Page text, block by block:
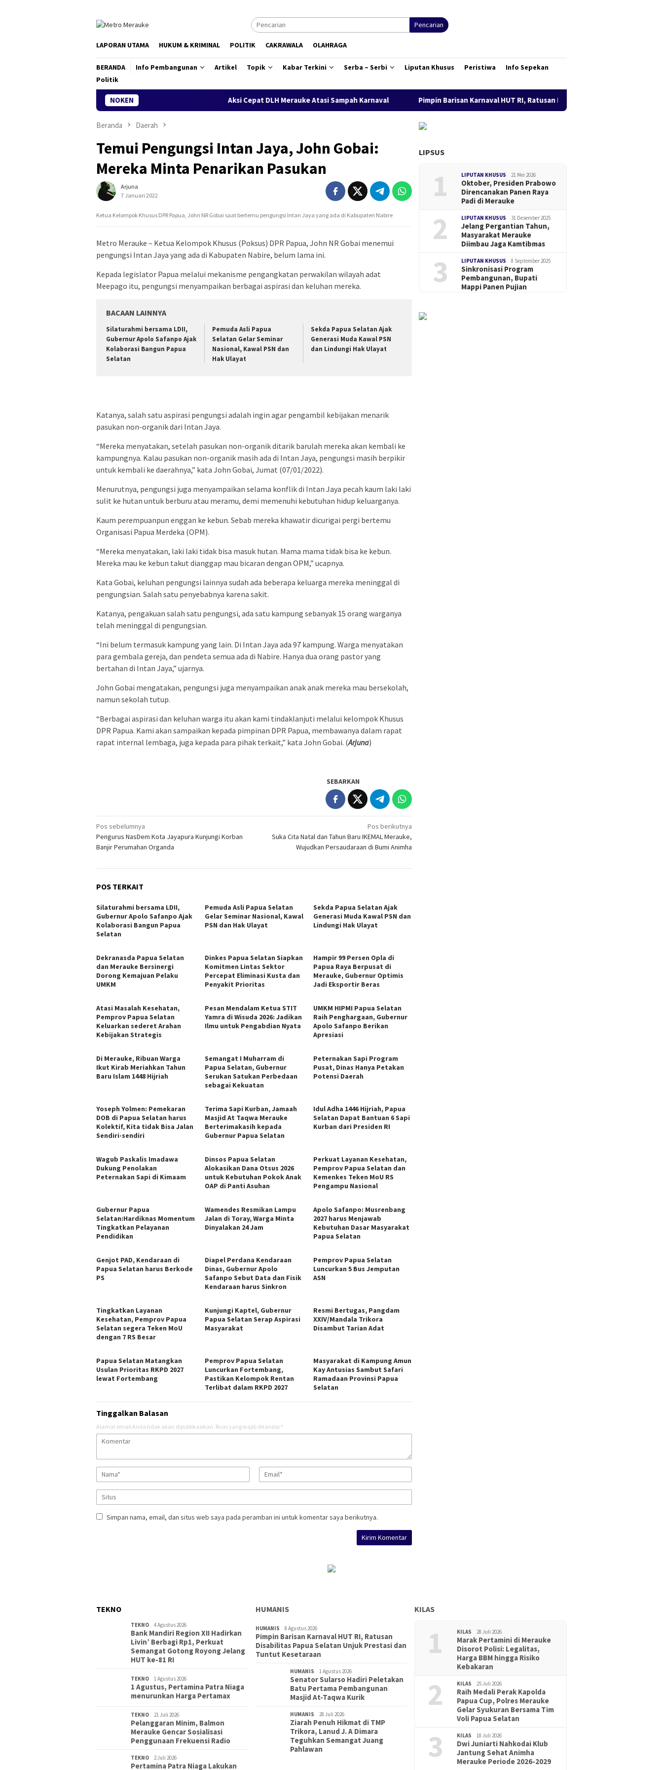
Pencarian
LAPORAN UTAMA HUKUM & KRIMINAL POLITIK CAKRAWALA OLAHRAGA
BERANDA Info Pembangunan Artikel Topik Kabar Terkini Serba – Serbi Liputan Khusus Peristiwa
Info Sepekan
Politik
NOKEN Aksi Cepat DLH Merauke Atasi Sampah Karnaval Pimpin Barisan Karnaval HUT RI, Ratusan Disabilitas Papua Selatan Unjuk Prestasi
Beranda Daerah
Temui Pengungsi Intan Jaya, John Gobai:
Mereka Minta Penarikan Pasukan
Arjuna
7 Januari 2022
Ketua Kelompok Khusus DPR Papua, John NR Gobai saat bertemu pengungsi Intan Jaya yang ada di Kabupaten Nabire
Metro Merauke – Ketua Kelompok Khusus (Poksus) DPR Papua, John NR Gobai menemui
pengungsi Intan Jaya yang ada di Kabupaten Nabire, belum lama ini.
Kepada legislator Papua melalui mekanisme pengangkatan perwakilan wilayah adat
Meepago itu, pengungsi menyampaikan berbagai aspirasi dan keluhan mereka.
BACAAN LAINNYA
Silaturahmi bersama LDII,
Gubernur Apolo Safanpo Ajak
Kolaborasi Bangun Papua
Selatan
Pemuda Asli Papua
Selatan Gelar Seminar
Nasional, Kawal PSN dan
Hak Ulayat
Sekda Papua Selatan Ajak
Generasi Muda Kawal PSN
dan Lindungi Hak Ulayat
Katanya, salah satu aspirasi pengungsi adalah ingin agar pengambil kebijakan menarik
pasukan non-organik dari Intan Jaya.
“Mereka menyatakan, setelah pasukan non-organik ditarik barulah mereka akan kembali ke
kampungnya. Kalau pasukan non-organik masih ada di Intan Jaya, pengungsi masih berpikir
untuk kembali ke daerahnya,” kata John Gobai, Jumat (07/01/2022).
Menurutnya, pengungsi juga menyampaikan selama konflik di Intan Jaya pecah kaum laki laki
sulit ke hutan untuk berburu atau meramu, demi memenuhi kebutuhan hidup keluarganya.
Kaum perempuanpun enggan ke kebun. Sebab mereka khawatir dicurigai pergi bertemu
Organisasi Papua Merdeka (OPM).
“Mereka menyatakan, laki laki tidak bisa masuk hutan. Mama mama tidak bisa ke kebun.
Mereka mau ke kebun takut dianggap mau bicaran dengan OPM,” ucapnya.
Kata Gobai, keluhan pengungsi lainnya sudah ada beberapa keluarga mereka meninggal di
pengungsian. Salah satu penyebabnya karena sakit.
Katanya, pengakuan salah satu pengungsi, ada satu kampung sebanyak 15 orang warganya
telah meninggal di pengungsian.
“Ini belum termasuk kampung yang lain. Di Intan Jaya ada 97 kampung. Warga menyatakan
para gembala gereja, dan pendeta semua ada di Nabire. Hanya dua orang pastor yang
bertahan di Intan Jaya,” ujarnya.
John Gobai mengatakan, pengungsi juga menyampaikan anak anak mereka mau bersekolah,
namun sekolah tutup.
“Berbagai aspirasi dan keluhan warga itu akan kami tindaklanjuti melalui kelompok Khusus
DPR Papua. Kami akan sampaikan kepada pimpinan DPR Papua, membawanya dalam rapat
rapat internal lembaga, juga kepada para pihak terkait,” kata John Gobai. (Arjuna)
SEBARKAN
Navigasi
pos
Pos sebelumnya
Pengurus NasDem Kota Jayapura Kunjungi Korban
Banjir Perumahan Organda
Pos berikutnya
Suka Cita Natal dan Tahun Baru IKEMAL Merauke,
Wujudkan Persaudaraan di Bumi Animha
POS TERKAIT
Silaturahmi bersama LDII,
Gubernur Apolo Safanpo Ajak
Kolaborasi Bangun Papua
Selatan
Pemuda Asli Papua Selatan
Gelar Seminar Nasional, Kawal
PSN dan Hak Ulayat
Sekda Papua Selatan Ajak
Generasi Muda Kawal PSN dan
Lindungi Hak Ulayat
Dekranasda Papua Selatan
dan Merauke Bersinergi
Dorong Kemajuan Pelaku
UMKM
Dinkes Papua Selatan Siapkan
Komitmen Lintas Sektor
Percepat Eliminasi Kusta dan
Penyakit Prioritas
Hampir 99 Persen Opla di
Papua Raya Berpusat di
Merauke, Gubernur Optimis
Jadi Eksportir Beras
Atasi Masalah Kesehatan,
Pemprov Papua Selatan
Keluarkan sederet Arahan
Kebijakan Strategis
Pesan Mendalam Ketua STIT
Yamra di Wisuda 2026: Jadikan
Ilmu untuk Pengabdian Nyata
UMKM HIPMI Papua Selatan
Raih Penghargaan, Gubernur
Apolo Safanpo Berikan
Apresiasi
Di Merauke, Ribuan Warga
Ikut Kirab Meriahkan Tahun
Baru Islam 1448 Hijriah
Semangat I Muharram di
Papua Selatan, Gubernur
Serukan Satukan Perbedaan
sebagai Kekuatan
Peternakan Sapi Program
Pusat, Dinas Hanya Petakan
Potensi Daerah
Yoseph Yolmen: Pemekaran
DOB di Papua Selatan harus
Kolektif, Kita tidak Bisa Jalan
Sendiri-sendiri
Terima Sapi Kurban, Jamaah
Masjid At Taqwa Merauke
Berterimakasih kepada
Gubernur Papua Selatan
Idul Adha 1446 Hijriah, Papua
Selatan Dapat Bantuan 6 Sapi
Kurban dari Presiden RI
Wagub Paskalis Imadawa
Dukung Penolakan
Peternakan Sapi di Kimaam
Dinsos Papua Selatan
Alokasikan Dana Otsus 2026
untuk Kebutuhan Pokok Anak
OAP di Panti Asuhan
Perkuat Layanan Kesehatan,
Pemprov Papua Selatan dan
Kemenkes Teken MoU RS
Pengampu Nasional
Gubernur Papua
Selatan:Hardiknas Momentum
Tingkatkan Pelayanan
Pendidikan
Wamendes Resmikan Lampu
Jalan di Toray, Warga Minta
Dinyalakan 24 Jam
Apolo Safanpo: Musrenbang
2027 harus Menjawab
Kebutuhan Dasar Masyarakat
Papua Selatan
Genjot PAD, Kendaraan di
Papua Selatan harus Berkode
PS
Diapel Perdana Kendaraan
Dinas, Gubernur Apolo
Safanpo Sebut Data dan Fisik
Kendaraan harus Sinkron
Pemprov Papua Selatan
Luncurkan 5 Bus Jemputan
ASN
Tingkatkan Layanan
Kesehatan, Pemprov Papua
Selatan segera Teken MoU
dengan 7 RS Besar
Kunjungi Kaptel, Gubernur
Papua Selatan Serap Aspirasi
Masyarakat
Resmi Bertugas, Pangdam
XXIV/Mandala Trikora
Disambut Tarian Adat
Papua Selatan Matangkan
Usulan Prioritas RKPD 2027
lewat Fortembang
Pemprov Papua Selatan
Luncurkan Fortembang,
Pastikan Kelompok Rentan
Terlibat dalam RKPD 2027
Masyarakat di Kampung Amun
Kay Antusias Sambut Safari
Ramadaan Provinsi Papua
Selatan
Tinggalkan Balasan
Alamat email Anda tidak akan dipublikasikan. Ruas yang wajib ditandai *
Simpan nama, email, dan situs web saya pada peramban ini untuk komentar saya berikutnya.
LIPSUS
1 LIPUTAN KHUSUS 21 Mei 2026
Oktober, Presiden Prabowo
Direncanakan Panen Raya
Padi di Merauke
2 LIPUTAN KHUSUS 31 Desember 2025
Jelang Pergantian Tahun,
Masyarakat Merauke
Diimbau Jaga Kamtibmas
3 LIPUTAN KHUSUS 8 September 2025
Sinkronisasi Program
Pembangunan, Bupati
Mappi Panen Pujian
TEKNO
TEKNO 4 Agustus 2026
Bank Mandiri Region XII Hadirkan
Livin’ Berbagi Rp1, Perkuat
Semangat Gotong Royong Jelang
HUT ke-81 RI
TEKNO 1 Agustus 2026
1 Agustus, Pertamina Patra Niaga
menurunkan Harga Pertamax
TEKNO 21 Juli 2026
Pelanggaran Minim, Balmon
Merauke Gencar Sosialisasi
Penggunaan Frekuensi Radio
TEKNO 2 Juli 2026
Pertamina Patra Niaga Lakukan
HUMANIS
HUMANIS 8 Agustus 2026
Pimpin Barisan Karnaval HUT RI, Ratusan
Disabilitas Papua Selatan Unjuk Prestasi dan
Tuntut Kesetaraan
HUMANIS 1 Agustus 2026
Senator Sularso Hadiri Peletakan
Batu Pertama Pembangunan
Masjid At-Taqwa Kurik
HUMANIS 28 Juli 2026
Ziarah Penuh Hikmat di TMP
Trikora, Lanud J. A Dimara
Teguhkan Semangat Juang
Pahlawan
KILAS
1 KILAS 28 Juli 2026
Marak Pertamini di Merauke
Disorot Polisi: Legalitas,
Harga BBM hingga Risiko
Kebakaran
2 KILAS 25 Juli 2026
Raih Medali Perak Kapolda
Papua Cup, Polres Merauke
Gelar Syukuran Bersama Tim
Voli Papua Selatan
3 KILAS 18 Juli 2026
Dwi Juniarti Nahkodai Klub
Jantung Sehat Animha
Merauke Periode 2026-2029